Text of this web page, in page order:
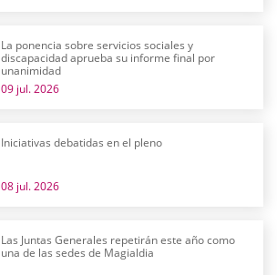
La ponencia sobre servicios sociales y
discapacidad aprueba su informe final por
unanimidad
09 jul. 2026
Iniciativas debatidas en el pleno
08 jul. 2026
Las Juntas Generales repetirán este año como
una de las sedes de Magialdia